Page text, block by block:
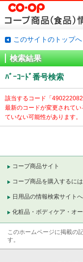
このサイトのトップへ
検索結果
ﾊﾞｰｺｰﾄﾞ番号検索
該当するコード「
最新のコードが変更されて
ていない可能性があります。
コープ商品サイト
コープ商品を購入するには
日用品の情報検索サイトへ
化粧品・ボディケア・オ
このホームページに掲載の
す。